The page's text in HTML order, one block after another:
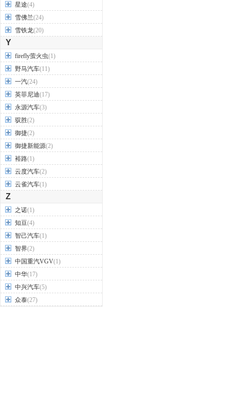
星途(4)
雪佛兰(24)
雪铁龙(20)
Y
firefly萤火虫(1)
野马汽车(11)
一汽(24)
英菲尼迪(17)
永源汽车(3)
驭胜(2)
御捷(2)
御捷新能源(2)
裕路(1)
云度汽车(2)
云雀汽车(1)
Z
之诺(1)
知豆(4)
智己汽车(1)
智界(2)
中国重汽VGV(1)
中华(17)
中兴汽车(5)
众泰(27)